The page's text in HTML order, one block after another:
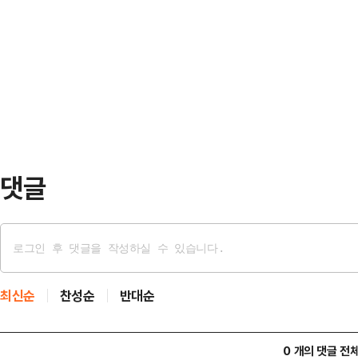
댓글
최신순 찬성순 반대순
0 개의 댓글 전